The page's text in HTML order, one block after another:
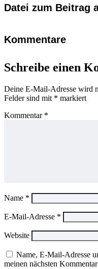
Datei zum Beitrag
Kommentare
Schreibe einen
Deine E-Mail-Adresse wird
Felder sind mit * markiert
Kommentar *
Name *
E-Mail-Adresse *
Website
Name, E-Mail-Adresse
meinen nächsten